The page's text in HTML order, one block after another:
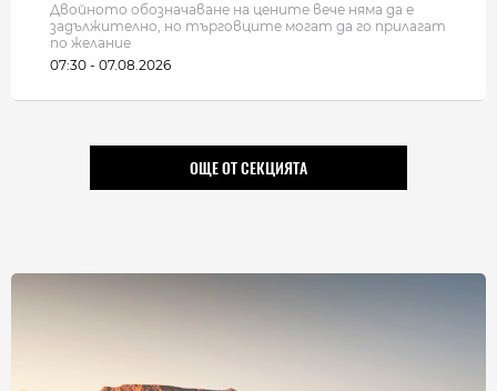
Двойното обозначаване на цените вече няма да е
задължително, но търговците могат да го прилагат
по желание
07:30 - 07.08.2026
ОЩЕ ОТ СЕКЦИЯТА